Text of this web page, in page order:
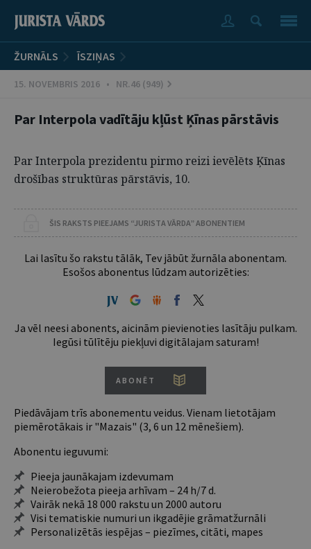
ŽURNĀLS ĪSZIŅAS
15. NOVEMBRIS 2016 • NR.46 (949)
Par Interpola vadītāju kļūst Ķīnas pārstāvis
Par Interpola prezidentu pirmo reizi ievēlēts Ķīnas
drošības struktūras pārstāvis, 10.
ŠIS RAKSTS PIEEJAMS “JURISTA VĀRDA” ABONENTIEM
Lai lasītu šo rakstu tālāk, Tev jābūt žurnāla abonentam.
Esošos abonentus lūdzam autorizēties:
Ja vēl neesi abonents, aicinām pievienoties lasītāju pulkam.
Iegūsi tūlītēju piekļuvi digitālajam saturam!
ABONĒT
Piedāvājam trīs abonementu veidus. Vienam lietotājam
piemērotākais ir "Mazais" (3, 6 un 12 mēnešiem).
Abonentu ieguvumi:
Pieeja jaunākajam izdevumam
Neierobežota pieeja arhīvam – 24 h/7 d.
Vairāk nekā 18 000 rakstu un 2000 autoru
Visi tematiskie numuri un ikgadējie grāmatžurnāli
Personalizētās iespējas – piezīmes, citāti, mapes